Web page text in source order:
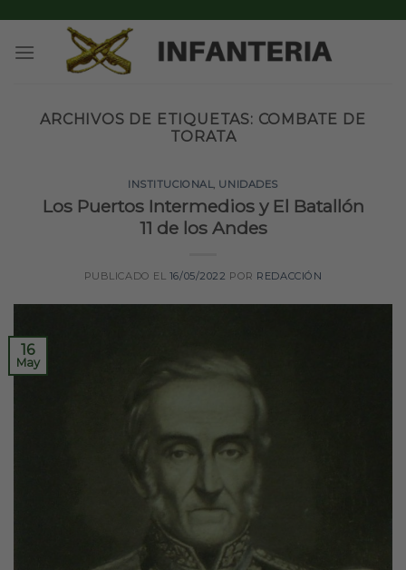
content
ARCHIVOS DE ETIQUETAS: COMBATE DE
TORATA
INSTITUCIONAL, UNIDADES
Los Puertos Intermedios y El Batallón
11 de los Andes
PUBLICADO EL 16/05/2022 POR REDACCIÓN
16
May